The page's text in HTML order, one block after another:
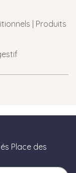
| Produits
Place des